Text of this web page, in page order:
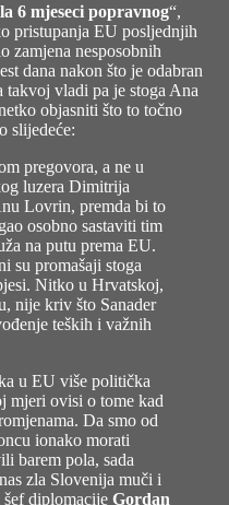
6 mjeseci popravnog“,
pristupanja EU posljednjih
zamjena nesposobnih
dana nakon što je odabran
takvoj vladi pa je stoga Ana
objasniti što to točno
slijedeće:
pregovora, a ne u
luzera Dimitrija
Lovrin, premda bi to
osobno sastaviti tim
na putu prema EU.
su promašaji stoga
Nitko u Hrvatskoj,
nije kriv što Sanader
teških i važnih
u EU više politička
mjeri ovisi o tome kad
Da smo od
ionako morati
barem pola, sada
zla Slovenija muči i
diplomacije Gordan